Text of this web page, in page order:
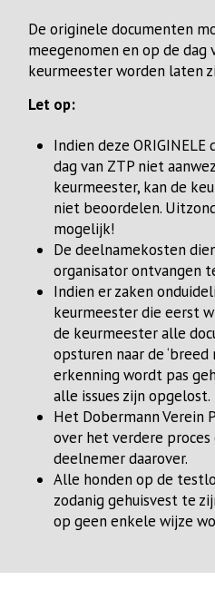
De originele documenten
meegenomen en op de dag
keurmeester worden laten
Let op:
Indien deze
dag van ZTP niet
keurmeester, kan de
niet beoordelen.
mogelijk!
De deelnamekosten
organisator ontvangen
Indien er zaken
keurmeester die eerst
de keurmeester alle
opsturen naar de ‘breed
erkenning wordt pas
alle issues zijn opgelost.
Het Dobermann Verein
over het verdere
deelnemer daarover.
Alle honden op de
zodanig gehuisvest te
op geen enkele wijze